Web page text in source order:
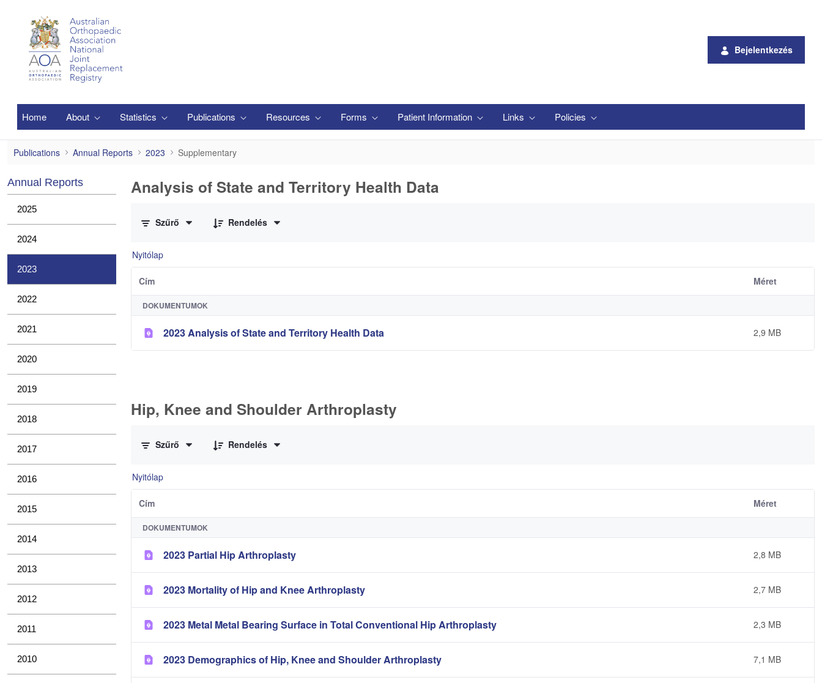
Bejelentkezés
Home About Statistics Publications Resources Forms Patient Information Links Policies
Supplementary
Publications Annual Reports 2023 Supplementary
Annual Reports
2025
2024
2023
2022
2021
2020
2019
2018
2017
2016
2015
2014
2013
2012
2011
2010
Analysis of State and Territory Health Data
Szűrő
Rendelés
Nyitólap
Cím Méret
DOKUMENTUMOK
2023 Analysis of State and Territory Health Data 2,9 MB
Hip, Knee and Shoulder Arthroplasty
Szűrő
Rendelés
Nyitólap
Cím Méret
DOKUMENTUMOK
2023 Partial Hip Arthroplasty 2,8 MB
2023 Mortality of Hip and Knee Arthroplasty 2,7 MB
2023 Metal Metal Bearing Surface in Total Conventional Hip Arthroplasty 2,3 MB
2023 Demographics of Hip, Knee and Shoulder Arthroplasty 7,1 MB